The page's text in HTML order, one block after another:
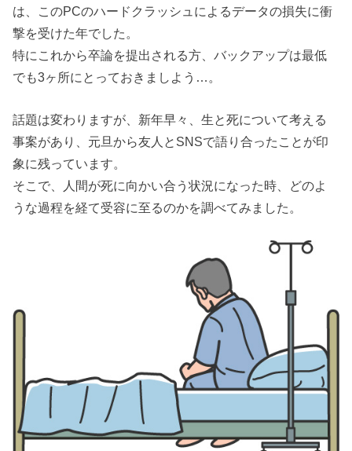
は、このPCのハードクラッシュによるデータの損失に衝
撃を受けた年でした。
特にこれから卒論を提出される方、バックアップは最低
でも3ヶ所にとっておきましよう…。
話題は変わりますが、新年早々、生と死について考える
事案があり、元旦から友人とSNSで語り合ったことが印
象に残っています。
そこで、人間が死に向かい合う状況になった時、どのよ
うな過程を経て受容に至るのかを調べてみました。